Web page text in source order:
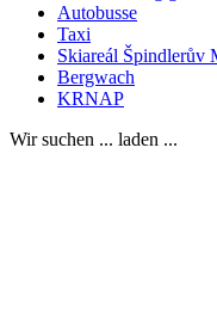
Autobusse
Taxi
Skiareál Špindlerův
Bergwach
KRNAP
Wir suchen ... laden ...